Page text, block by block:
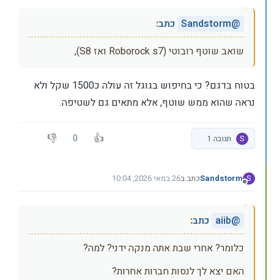
@
Sandstorm כתב:
שואב שוטף רובוטי (Roborock s7 ואז S8),
בטוח בדגם? כי בחיפוש בגוגל זה עולה כ1500 שקל ולא
נראה שהוא ממש שוטף, אלא מתאים גם לשטיפה.
S תגובה 1 0
S
מנותק
Sandstormכתב ב26 במאי 2026, 10:04
נערך לאחרונה על ידי
@
aiib כתב:
כלומר? אחרי שבת אתה מנקה ידני? למה?
האם יצא לך לנסות חברות אחרות?